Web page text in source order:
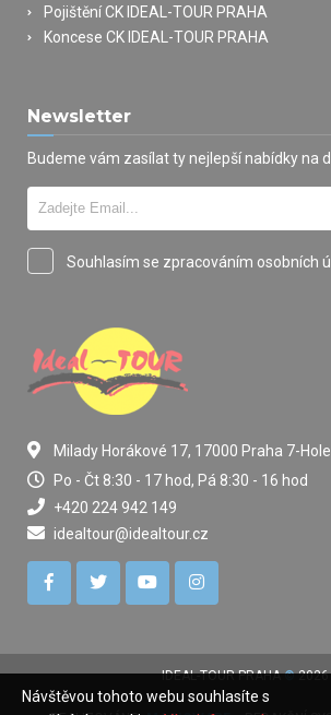
Návštěvou tohoto webu souhlasíte s
Pojištění CK IDEAL-TOUR PRAHA
Koncese CK IDEAL-TOUR PRAHA
Newsletter
Budeme vám zasílat ty nejlepší nabídky na
Souhlasím se zpracováním osobních
Milady Horákové 17, 17000 Praha 7-
Po - Čt 8:30 - 17 hod, Pá 8:30 - 16 hod
+420 224 942 149
idealtour@idealtour.cz
IDEAL-TOUR PRAHA©2026